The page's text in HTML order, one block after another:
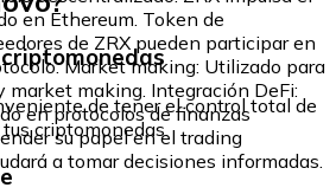
en Ethereum. Token de
de ZRX pueden participar en
Market making: Utilizado para
market making. Integración DeFi:
en protocolos de finanzas
su papel en el trading
a tomar decisiones informadas.
de tener el control total de
criptomonedas.